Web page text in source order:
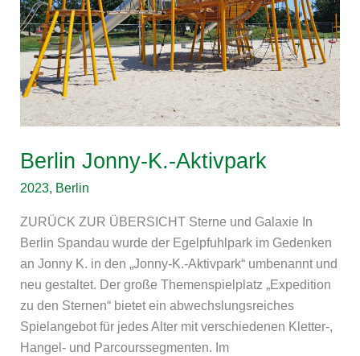
Berlin Jonny-K.-Aktivpark
2023, Berlin
ZURÜCK ZUR ÜBERSICHT Sterne und Galaxie In
Berlin Spandau wurde der Egelpfuhlpark im Gedenken
an Jonny K. in den „Jonny-K.-Aktivpark“ umbenannt und
neu gestaltet. Der große Themenspielplatz „Expedition
zu den Sternen“ bietet ein abwechslungsreiches
Spielangebot für jedes Alter mit verschiedenen Kletter-,
Hangel- und Parcourssegmenten. Im